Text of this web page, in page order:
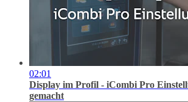
02:01
Display im Profil - iCombi Pro
gemacht